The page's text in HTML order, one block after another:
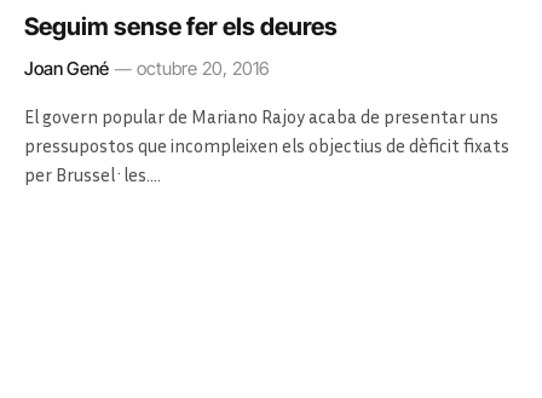
Seguim sense fer els deures
Joan Gené octubre 20, 2016
El govern popular de Mariano Rajoy acaba de presentar uns
pressupostos que incompleixen els objectius de dèficit fixats
per Brussel·les.…